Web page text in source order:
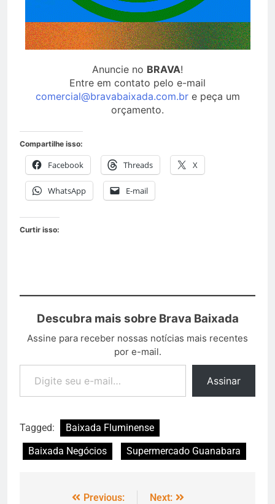
Anuncie no BRAVA!
Entre em contato pelo e-mail
comercial@bravabaixada.com.bre peça um
orçamento.
Compartilhe isso:
Facebook Threads X
WhatsApp E-mail
Curtir isso:
Descubra mais sobre Brava Baixada
Assine para receber nossas notícias mais recentes
por e-mail.
Assinar
Tagged:
Baixada Fluminense
Baixada Negócios
Supermercado Guanabara
Previous:
Next: